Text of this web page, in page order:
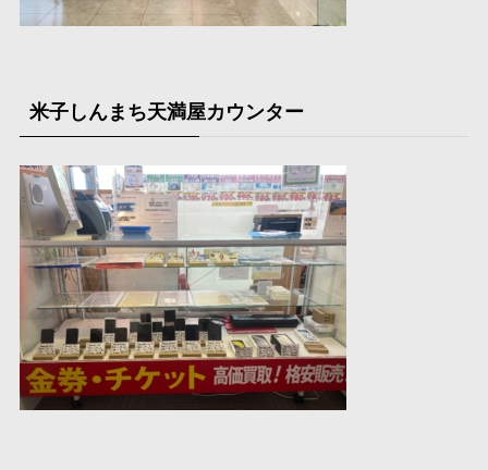
米子しんまち天満屋カウンター